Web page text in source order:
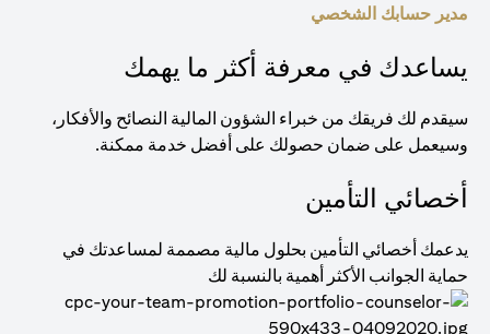
مدير حسابك الشخصي
يساعدك في معرفة أكثر ما يهمك
سيقدم لك فريقك من خبراء الشؤون المالية النصائح والأفكار،
وسيعمل على ضمان حصولك على أفضل خدمة ممكنة.
أخصائي التأمين
يدعمك أخصائي التأمين بحلول مالية مصممة لمساعدتك في
حماية الجوانب الأكثر أهمية بالنسبة لك